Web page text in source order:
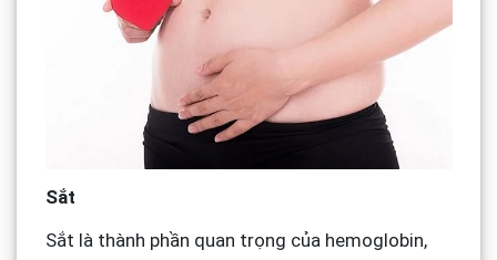
Sắt
Sắt là thành phần quan trọng của hemoglobin,